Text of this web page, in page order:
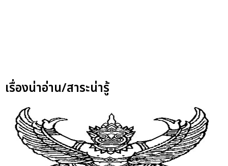
เรื่องน่าอ่าน/สาระน่ารู้